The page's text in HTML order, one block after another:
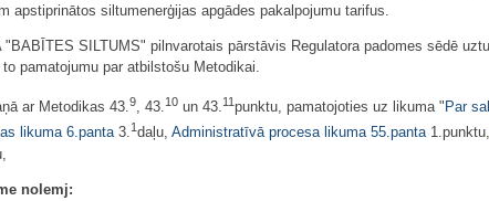
apstiprinātos siltumenerģijas apgādes pakalpojumu tarifus.
"BABĪTES SILTUMS" pilnvarotais pārstāvis Regulatora padomes sēdē
pamatojumu par atbilstošu Metodikai.
ar Metodikas 43.9, 43.10 un 43.11punktu, pamatojoties uz likuma " Par
likuma 6.panta3.1 daļu, Administratīvā procesa likuma 55.panta1.punktu,
nolemj: